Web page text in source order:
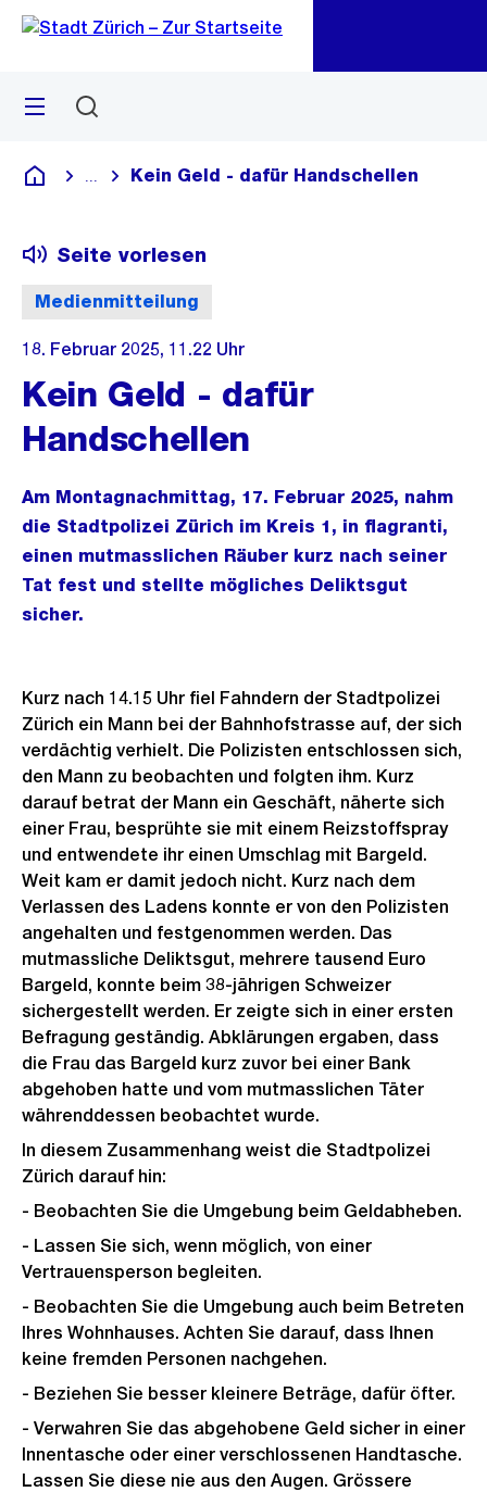
Navigation
Sprunglink
Menü
Deutsch
Blende alle Breadcrumbs ein
Kein Geld - dafür Handschellen
Medienmitteilung
Seite vorlesen
18. Februar 2025, 11.22 Uhr
Kein Geld - dafür
Handschellen
Am Montagnachmittag, 17. Februar 2025, nahm
die Stadtpolizei Zürich im Kreis 1, in flagranti,
einen mutmasslichen Räuber kurz nach seiner
Tat fest und stellte mögliches Deliktsgut
sicher.
Kurz nach 14.15 Uhr fiel Fahndern der Stadtpolizei
Zürich ein Mann bei der Bahnhofstrasse auf, der sich
verdächtig verhielt. Die Polizisten entschlossen sich,
den Mann zu beobachten und folgten ihm. Kurz
darauf betrat der Mann ein Geschäft, näherte sich
einer Frau, besprühte sie mit einem Reizstoffspray
und entwendete ihr einen Umschlag mit Bargeld.
Weit kam er damit jedoch nicht. Kurz nach dem
Verlassen des Ladens konnte er von den Polizisten
angehalten und festgenommen werden. Das
mutmassliche Deliktsgut, mehrere tausend Euro
Bargeld, konnte beim 38-jährigen Schweizer
sichergestellt werden. Er zeigte sich in einer ersten
Befragung geständig. Abklärungen ergaben, dass
die Frau das Bargeld kurz zuvor bei einer Bank
abgehoben hatte und vom mutmasslichen Täter
währenddessen beobachtet wurde.
In diesem Zusammenhang weist die Stadtpolizei
Zürich darauf hin:
- Beobachten Sie die Umgebung beim Geldabheben.
- Lassen Sie sich, wenn möglich, von einer
Vertrauensperson begleiten.
- Beobachten Sie die Umgebung auch beim Betreten
Ihres Wohnhauses. Achten Sie darauf, dass Ihnen
keine fremden Personen nachgehen.
- Beziehen Sie besser kleinere Beträge, dafür öfter.
- Verwahren Sie das abgehobene Geld sicher in einer
Innentasche oder einer verschlossenen Handtasche.
Lassen Sie diese nie aus den Augen. Grössere